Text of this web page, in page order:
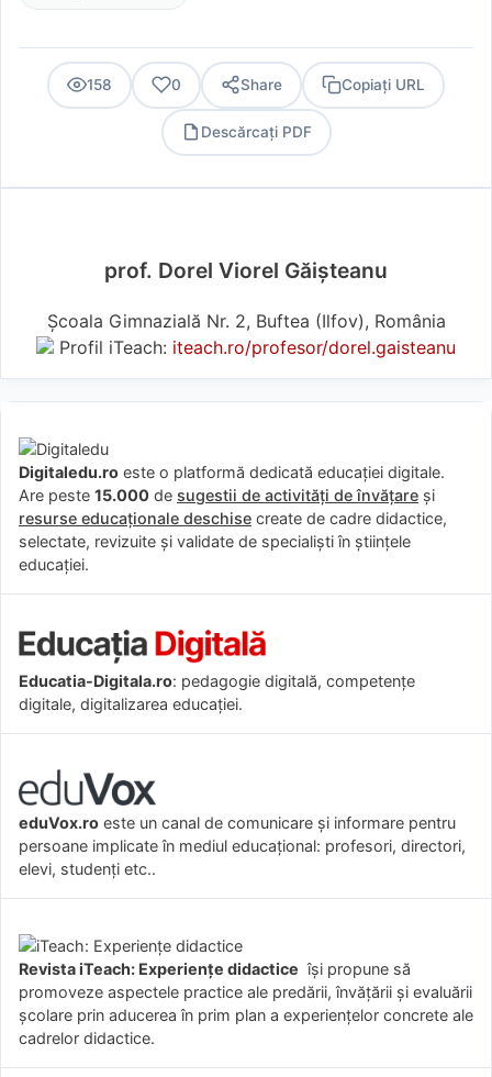
158 0 Share Copiați URL
Descărcați PDF
prof. Dorel Viorel Găișteanu
Școala Gimnazială Nr. 2, Buftea (Ilfov), România
Profil iTeach: iteach.ro/profesor/dorel.gaisteanu
Digitaledu.ro este o platformă dedicată educației digitale.
Are peste 15.000 de sugestii de activități de învățare și
resurse educaționale deschise create de cadre didactice,
selectate, revizuite și validate de specialiști în științele
educației.
Educatia-Digitala.ro: pedagogie digitală, competențe
digitale, digitalizarea educației.
eduVox.ro este un canal de comunicare și informare pentru
persoane implicate în mediul educațional: profesori, directori,
elevi, studenți etc..
Revista iTeach: Experienţe didactice îşi propune să
promoveze aspectele practice ale predării, învăţării şi evaluării
şcolare prin aducerea în prim plan a experienţelor concrete ale
cadrelor didactice.